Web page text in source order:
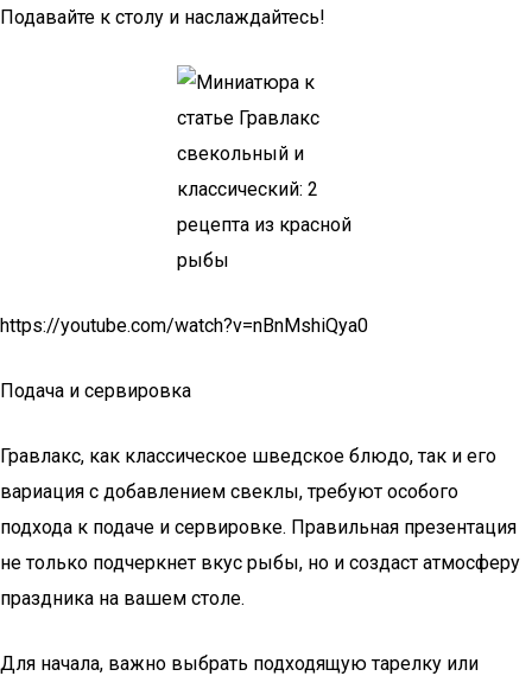
Подавайте к столу и наслаждайтесь!
https://youtube.com/watch?v=nBnMshiQya0
Подача и сервировка
Гравлакс, как классическое шведское блюдо, так и его
вариация с добавлением свеклы, требуют особого
подхода к подаче и сервировке. Правильная презентация
не только подчеркнет вкус рыбы, но и создаст атмосферу
праздника на вашем столе.
Для начала, важно выбрать подходящую тарелку или